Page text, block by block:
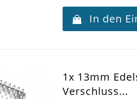
In den
1x 13mm
Verschluss...